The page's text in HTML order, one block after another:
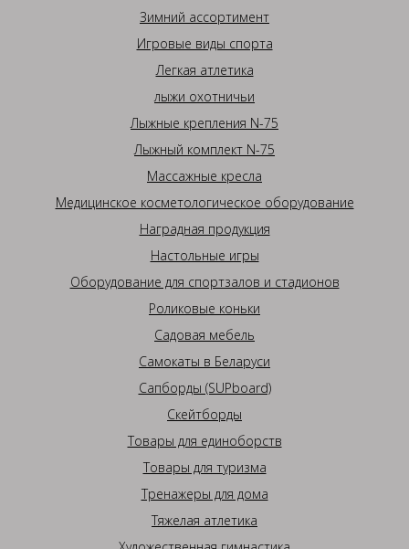
Зимний ассортимент
Игровые виды спорта
Легкая атлетика
лыжи охотничьи
Лыжные крепления N-75
Лыжный комплект N-75
Массажные кресла
Медицинское косметологическое оборудование
Наградная продукция
Настольные игры
Оборудование для спортзалов и стадионов
Роликовые коньки
Садовая мебель
Самокаты в Беларуси
Сапборды (SUPboard)
Скейтборды
Товары для единоборств
Товары для туризма
Тренажеры для дома
Тяжелая атлетика